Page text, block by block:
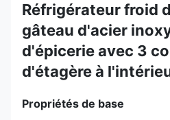
Réfrigérateur froid
gâteau d'acier
d'épicerie avec 3
d'étagère à
Propriétés de base